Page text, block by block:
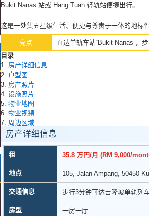
Bukit Nanas 站或 Hang Tuah 轻轨站便捷出行。
这是一处集五星级生活、便捷与尊贵于一体的地标
亮点
直达单轨车站“Bukit Nanas”，
目录
1. 房产详细信息
2. 户型图
3. 房产照片
4. 设施照片
5. 物业地图
6. 物业视频
7. 周边区域
房产详细信息
租 35.8 万円/月 (RM 9,000/
地点 105, Jalan Ampang, 50450
交通信息 步行3分钟可达吉隆坡单轨列车
房型 一房一厅